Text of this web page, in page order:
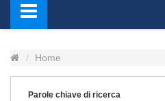
Home
Parole chiave di ricerca